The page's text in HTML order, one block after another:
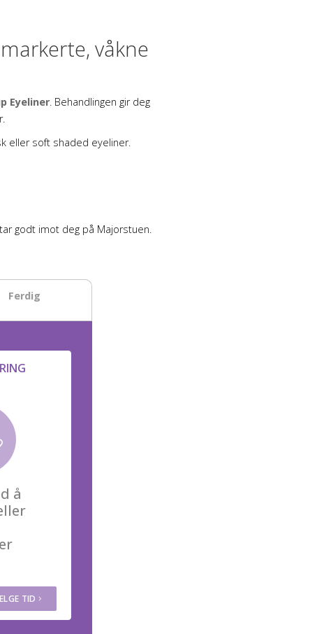
våkne
Eyeliner. Behandlingen gir deg
eller soft shaded eyeliner.
godt imot deg på Majorstuen.